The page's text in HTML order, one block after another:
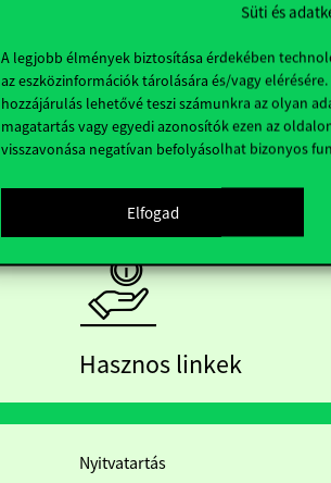
Süti és
A legjobb élmények biztosítása érdekében
az eszközinformációk tárolására és/vagy
hozzájárulás lehetővé teszi számunkra az olyan
magatartás vagy egyedi azonosítók ezen az
visszavonása negatívan befolyásolhat bizonyos
Elfogad
Hasznos linkek
Nyitvatartás